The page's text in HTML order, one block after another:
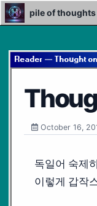
Skip
to
Skip
to
Skip
to
pile of thoughts
Reader — Thought
October 16,
독일어 숙제
이렇게 갑작